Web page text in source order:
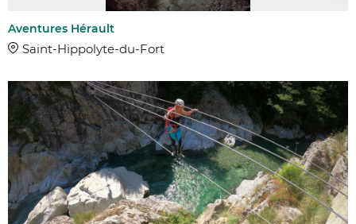
Aventures Hérault
Saint-Hippolyte-du-Fort